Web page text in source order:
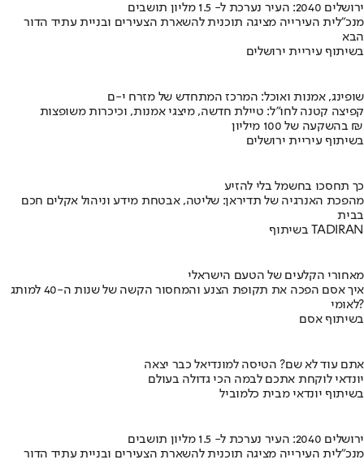
ירושלים 2040: העיר נערכת ל- 1.5 מליון תושבים
מנכ"לית העירייה מציגה תוכנית להשארת הצעירים ובניית עתיד הדור
הבא
בשיתוף עיריית ירושלים
שופינג, אמנות ואוכל: המרכז המתחדש של מזרח י-ם
קפיצה קטנה לחו"ל: טיילת חדשה, מיצגי אמנות, וכיכרות משופצות
בהשקעה של 100 מיליון ₪
בשיתוף עיריית ירושלים
כך תחסכו בחשמל בלי להזיע
מהפכת האנרגיה של תדיראן: שליטה, אבטחת מידע וניהול אקלים חכם
בבית
בשיתוף TADIRAN
מאחורי הקלעים של הטעם הישראלי
איך אסם הפכה את תקופת הצנע והמחסור הקשה של שנות ה-40 למותג
לאומי?
בשיתוף אסם
אתם עוד לא שם? הטיסה למונדיאל כבר יצאה
יונדאי לוקחת אתכם לבמה הכי גדולה בעולם
בשיתוף יונדאי מבית כלמוביל
ירושלים 2040: העיר נערכת ל- 1.5 מליון תושבים
מנכ"לית העירייה מציגה תוכנית להשארת הצעירים ובניית עתיד הדור